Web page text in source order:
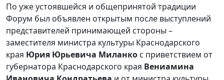
По уже устоявшейся и общепринятой традиции
Форум был объявлен открытым после выступлений
представителей принимающей стороны –
заместителя министра культуры Краснодарского
края Юрия Юрьевича Миланко с приветствием от
губернатора Краснодарского края Вениамина